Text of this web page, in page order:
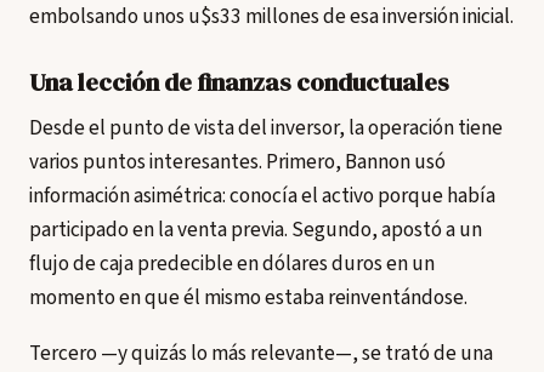
embolsando unos u$s33 millones de esa inversión inicial.
Una lección de finanzas conductuales
Desde el punto de vista del inversor, la operación tiene
varios puntos interesantes. Primero, Bannon usó
información asimétrica: conocía el activo porque había
participado en la venta previa. Segundo, apostó a un
flujo de caja predecible en dólares duros en un
momento en que él mismo estaba reinventándose.
Tercero —y quizás lo más relevante—, se trató de una